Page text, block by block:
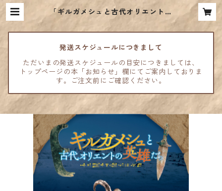
「ギルガメシュと古代オリエントの
英雄たち」図録【完売】 | 古代オリ
エント博物館ウェブショップ
発送スケジュールにつきまして
ただいまの発送スケジュールの目安につきましては、
トップページの本「お知らせ」欄にてご案内しておりま
す。ご注文前にご確認ください。